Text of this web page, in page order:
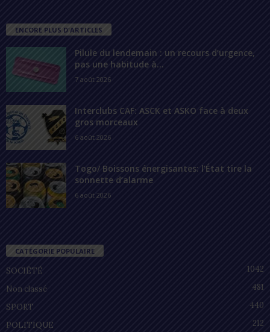
ENCORE PLUS D'ARTICLES
Pilule du lendemain : un recours d’urgence,
pas une habitude à...
7 août 2026
Interclubs CAF: ASCK et ASKO face à deux
gros morceaux
6 août 2026
Togo/ Boissons énergisantes: l’État tire la
sonnette d’alarme
6 août 2026
CATÉGORIE POPULAIRE
SOCIÉTÉ
1042
Non classé
481
SPORT
440
POLITIQUE
212